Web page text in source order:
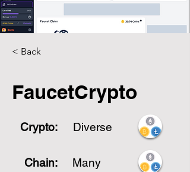
< Back
FaucetCrypto
Crypto: Diverse
Chain: Many